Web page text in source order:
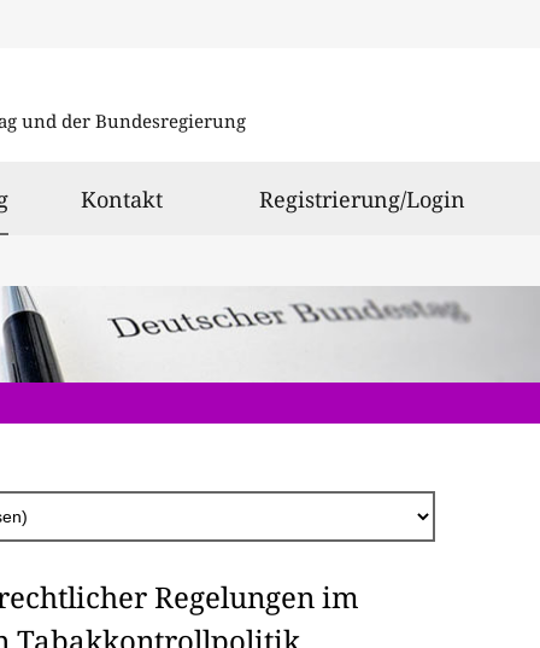
und der Bundesregierung
ausgewählt
Kontakt Registrierung/Login
Regelungen im